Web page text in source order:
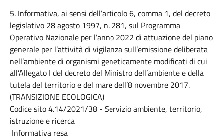
5. Informativa, ai sensi dell’articolo 6, comma 1, del decreto
legislativo 28 agosto 1997, n. 281, sul Programma
Operativo Nazionale per l’anno 2022 di attuazione del piano
generale per l’attività di vigilanza sull’emissione deliberata
nell’ambiente di organismi geneticamente modificati di cui
all’Allegato I del decreto del Ministro dell’ambiente e della
tutela del territorio e del mare dell’8 novembre 2017.
(TRANSIZIONE ECOLOGICA)
Codice sito 4.14/2021/38 - Servizio ambiente, territorio,
istruzione e ricerca
Informativa resa